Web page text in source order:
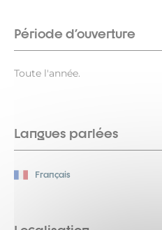
Période d'ouverture
Toute l'année.
Langues parlées
Français